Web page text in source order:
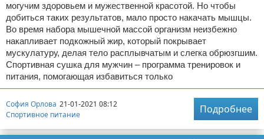
могучим здоровьем и мужественной красотой. Но чтобы
добиться таких результатов, мало просто накачать мышцы.
Во время набора мышечной массой организм неизбежно
накапливает подкожный жир, который покрывает
мускулатуру, делая тело расплывчатым и слегка обрюзгшим.
Спортивная сушка для мужчин – программа тренировок и
питания, помогающая избавиться только
София Орлова 21-01-2021 08:12
Спортивное питание
Подробнее